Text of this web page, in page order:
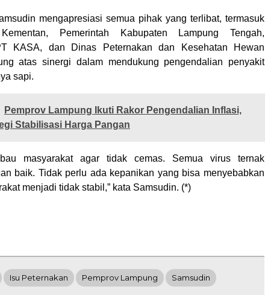
mengapresiasi semua pihak yang terlibat, termasuk
Pemerintah Kabupaten Lampung Tengah,
KASA, dan Dinas Peternakan dan Kesehatan Hewan
atas sinergi dalam mendukung pengendalian penyakit
sapi.
Pemprov Lampung Ikuti Rakor Pengendalian Inflasi,
Stabilisasi Harga Pangan
masyarakat agar tidak cemas. Semua virus ternak
baik. Tidak perlu ada kepanikan yang bisa menyebabkan
menjadi tidak stabil,” kata Samsudin. (*)
Isu Peternakan Pemprov Lampung Samsudin